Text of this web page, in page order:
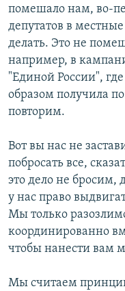
помешало нам, во-
депутатов в
делать. Это не
например, в
"Единой России",
образом получила
повторим.
Вот вы нас не
побросать все,
это дело не бросим,
у нас право
Мы только
координированно
чтобы нанести вам
Мы считаем